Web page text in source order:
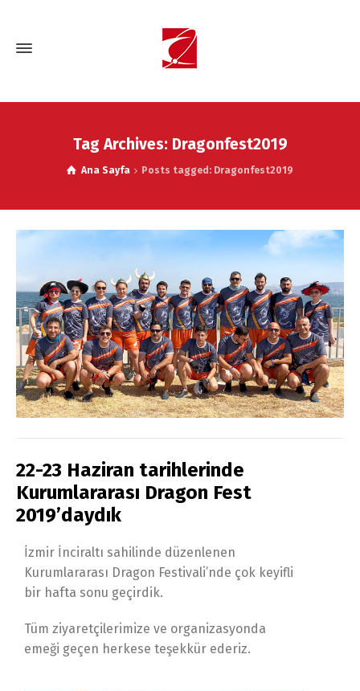
Tag Archives: Dragonfest2019
Ana Sayfa Posts tagged: Dragonfest2019
22-23 Haziran tarihlerinde
Kurumlararası Dragon Fest
2019’daydık
İzmir İnciraltı sahilinde düzenlenen
Kurumlararası Dragon Festivali’nde çok keyifli
bir hafta sonu geçirdik.
Tüm ziyaretçilerimize ve organizasyonda
emeği geçen herkese teşekkür ederiz.